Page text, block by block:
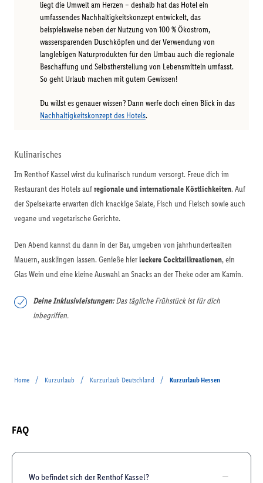
liegt die Umwelt am Herzen – deshalb hat das Hotel ein
umfassendes Nachhaltigkeitskonzept entwickelt, das
beispielsweise neben der Nutzung von 100 % Ökostrom,
wassersparenden Duschköpfen und der Verwendung von
langlebigen Naturprodukten für den Umbau auch die regionale
Beschaffung und Selbstherstellung von Lebensmitteln umfasst.
So geht Urlaub machen mit gutem Gewissen!
Du willst es genauer wissen? Dann werfe doch einen Blick in das
Nachhaltigkeitskonzept des Hotels.
Kulinarisches
Im Renthof Kassel wirst du kulinarisch rundum versorgt. Freue dich im
Restaurant des Hotels aufregionale und internationale Köstlichkeiten. Auf
der Speisekarte erwarten dich knackige Salate, Fisch und Fleisch sowie auch
vegane und vegetarische Gerichte.
Den Abend kannst du dann in der Bar, umgeben von jahrhundertealten
Mauern, ausklingen lassen. Genieße hierleckere Cocktailkreationen, ein
Glas Wein und eine kleine Auswahl an Snacks an der Theke oder am Kamin.
Deine Inklusivleistungen:Das tägliche Frühstück ist für dich
inbegriffen.
Home / Kurzurlaub / Kurzurlaub Deutschland / Kurzurlaub Hessen
FAQ
Wo befindet sich der Renthof Kassel?